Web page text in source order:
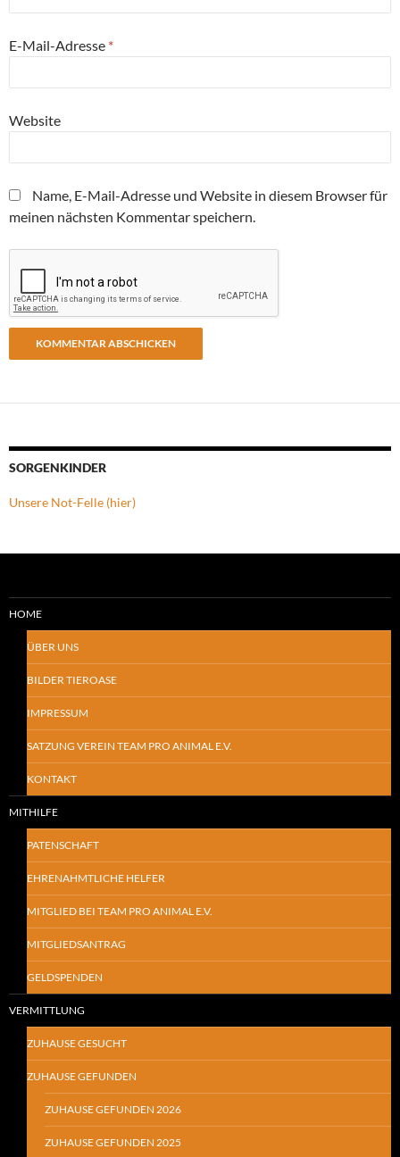
E-Mail-Adresse *
Website
Name, E-Mail-Adresse und Website in diesem Browser für
meinen nächsten Kommentar speichern.
SORGENKINDER
Unsere Not-Felle (hier)
HOME
ÜBER UNS
BILDER TIEROASE
IMPRESSUM
SATZUNG VEREIN TEAM PRO ANIMAL E.V.
KONTAKT
MITHILFE
PATENSCHAFT
EHRENAHMTLICHE HELFER
MITGLIED BEI TEAM PRO ANIMAL E.V.
MITGLIEDSANTRAG
GELDSPENDEN
VERMITTLUNG
ZUHAUSE GESUCHT
ZUHAUSE GEFUNDEN
ZUHAUSE GEFUNDEN 2026
ZUHAUSE GEFUNDEN 2025